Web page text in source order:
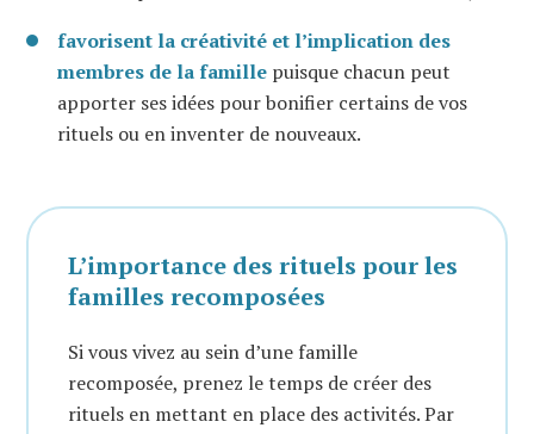
favorisent la créativité et l’implication des
membres de la famille puisque chacun peut
apporter ses idées pour bonifier certains de vos
rituels ou en inventer de nouveaux.
L’importance des rituels pour les
familles recomposées
Si vous vivez au sein d’une famille
recomposée, prenez le temps de créer des
rituels en mettant en place des activités. Par